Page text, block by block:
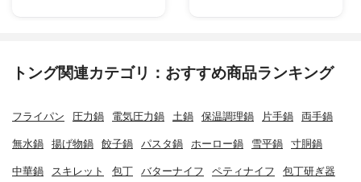
トング関連カテゴリ：おすすめ商品ランキング
フライパン 圧力鍋 電気圧力鍋 土鍋 保温調理鍋 片手鍋 両手鍋
無水鍋 揚げ物鍋 餃子鍋 パスタ鍋 ホーロー鍋 雪平鍋 寸胴鍋
中華鍋 スキレット 包丁 バターナイフ ペティナイフ 包丁研ぎ器